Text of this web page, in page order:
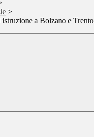
>
a Bolzano e Trento